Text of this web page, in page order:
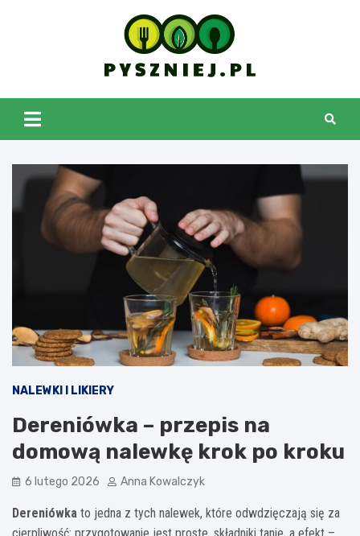
pyszniej.pl
NALEWKI I LIKIERY
Dereniówka – przepis na
domową nalewkę krok po kroku
6 lutego 2026 Anna Kowalczyk
Dereniówka to jedna z tych nalewek, które odwdzięczają się za